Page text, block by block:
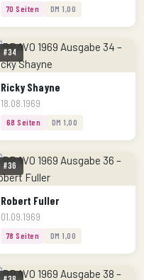
70 Seiten DM 1,00
#34
Ricky Shayne
18.08.1969
68 Seiten DM 1,00
#36
Robert Fuller
01.09.1969
78 Seiten DM 1,00